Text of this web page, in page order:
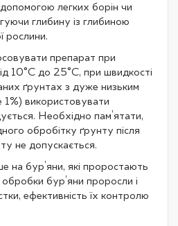
легких борін чи
глибину із глибиною
рослини.
препарат при
10°С до 25°С, при швидкості
ґрунтах з дуже низьким
1%) використовувати
Необхідно пам’ятати,
обробітку ґрунту після
не допускається.
на бур’яни, які проростають
обробки бур’яни проросли і
ефективність їх контролю